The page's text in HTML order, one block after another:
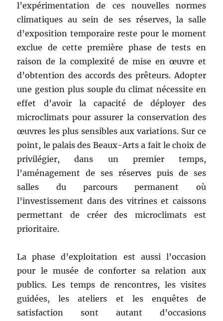
l’expérimentation de ces nouvelles normes
climatiques au sein de ses réserves, la salle
d’exposition temporaire reste pour le moment
exclue de cette première phase de tests en
raison de la complexité de mise en œuvre et
d’obtention des accords des prêteurs. Adopter
une gestion plus souple du climat nécessite en
effet d’avoir la capacité de déployer des
microclimats pour assurer la conservation des
œuvres les plus sensibles aux variations. Sur ce
point, le palais des Beaux-Arts a fait le choix de
privilégier, dans un premier temps,
l’aménagement de ses réserves puis de ses
salles du parcours permanent où
l’investissement dans des vitrines et caissons
permettant de créer des microclimats est
prioritaire.
La phase d’exploitation est aussi l’occasion
pour le musée de conforter sa relation aux
publics. Les temps de rencontres, les visites
guidées, les ateliers et les enquêtes de
satisfaction sont autant d’occasions